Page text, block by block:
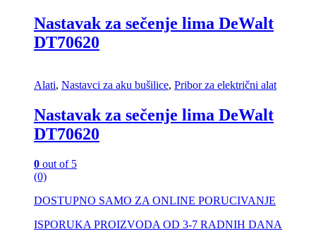
Nastavak za sečenje lima DeWalt
DT70620
Alati, Nastavci za aku bušilice, Pribor za električni alat
Nastavak za sečenje lima DeWalt
DT70620
0 out of 5
(0)
DOSTUPNO SAMO ZA ONLINE PORUCIVANJE
ISPORUKA PROIZVODA OD 3-7 RADNIH DANA